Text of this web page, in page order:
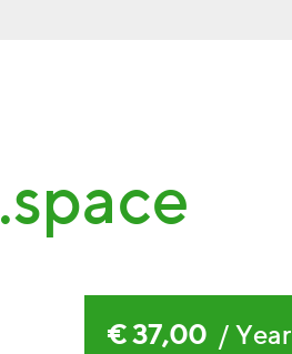
.space
€ 37,00/ Year